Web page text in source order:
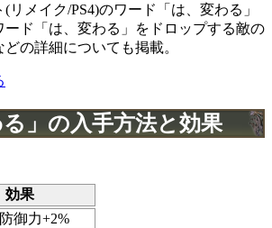
リメイク/PS4)のワード「は、変わる」
ード「は、変わる」をドロップする敵の
の詳細についても掲載。
る」の入手方法と効果
効果
御力+2%